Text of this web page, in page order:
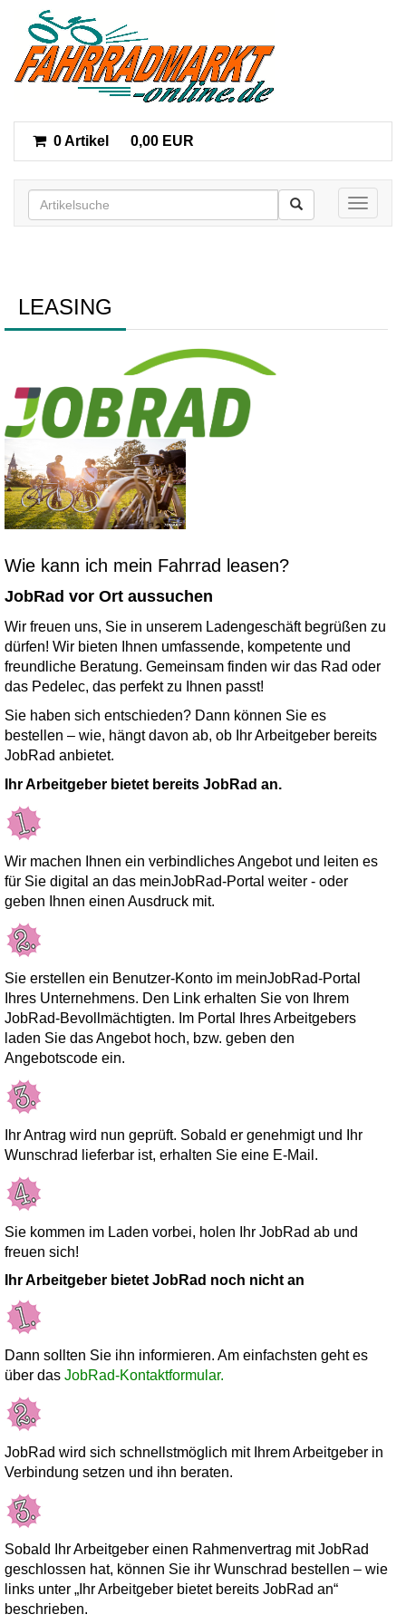
0 Artikel 0,00 EUR
Toggle
LEASING
Wie kann ich mein Fahrrad leasen?
JobRad vor Ort aussuchen
Wir freuen uns, Sie in unserem Ladengeschäft begrüßen zu
dürfen! Wir bieten Ihnen umfassende, kompetente und
freundliche Beratung. Gemeinsam finden wir das Rad oder
das Pedelec, das perfekt zu Ihnen passt!
Sie haben sich entschieden? Dann können Sie es
bestellen – wie, hängt davon ab, ob Ihr Arbeitgeber bereits
JobRad anbietet.
Ihr Arbeitgeber bietet bereits JobRad an.
Wir machen Ihnen ein verbindliches Angebot und leiten es
für Sie digital an das meinJobRad-Portal weiter - oder
geben Ihnen einen Ausdruck mit.
Sie erstellen ein Benutzer-Konto im meinJobRad-Portal
Ihres Unternehmens. Den Link erhalten Sie von Ihrem
JobRad-Bevollmächtigten. Im Portal Ihres Arbeitgebers
laden Sie das Angebot hoch, bzw. geben den
Angebotscode ein.
Ihr Antrag wird nun geprüft. Sobald er genehmigt und Ihr
Wunschrad lieferbar ist, erhalten Sie eine E-Mail.
Sie kommen im Laden vorbei, holen Ihr JobRad ab und
freuen sich!
Ihr Arbeitgeber bietet JobRad noch nicht an
Dann sollten Sie ihn informieren. Am einfachsten geht es
über das JobRad-Kontaktformular.
JobRad wird sich schnellstmöglich mit Ihrem Arbeitgeber in
Verbindung setzen und ihn beraten.
Sobald Ihr Arbeitgeber einen Rahmenvertrag mit JobRad
geschlossen hat, können Sie ihr Wunschrad bestellen – wie
links unter „Ihr Arbeitgeber bietet bereits JobRad an“
beschrieben.